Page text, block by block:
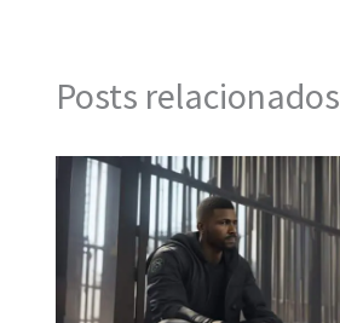
Posts relacionados